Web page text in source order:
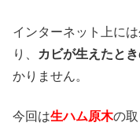
インターネット上に
り、
カビが生えたと
かりません。
今回は生ハム原木の